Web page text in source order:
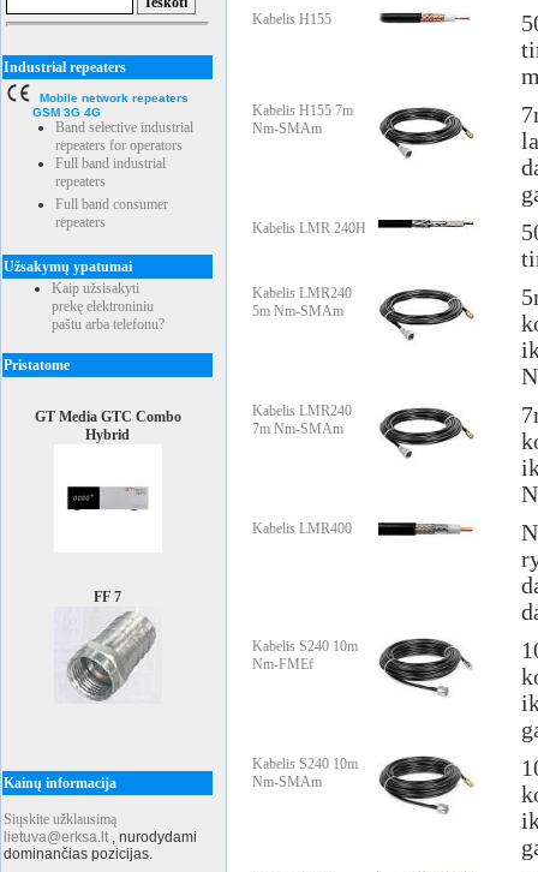
Industrial repeaters
Mobile network repeaters
GSM 3G 4G
Band selective industrial
repeaters for operators
Full band industrial
repeaters
Full band consumer
repeaters
Užsakymų ypatumai
Kaip užsisakyti
prekę elektroniniu
paštu arba telefonu?
Pristatome
GT Media GTC Combo
Hybrid
FF 7
Kainų informacija
Siųskite užklausimą
lietuva@erksa.lt , nurodydami
dominančias pozicijas.
Kabelis H155
Kabelis H155 7m
Nm-SMAm
Kabelis LMR 240H
Kabelis LMR240
5m Nm-SMAm
Kabelis LMR240
7m Nm-SMAm
Kabelis LMR400
Kabelis S240 10m
Nm-FMEf
Kabelis S240 10m
Nm-SMAm